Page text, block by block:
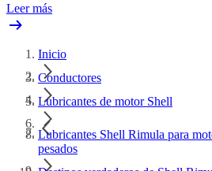
Leer más
Inicio
Conductores
Lubricantes de motor Shell
Lubricantes Shell Rimula para
pesados